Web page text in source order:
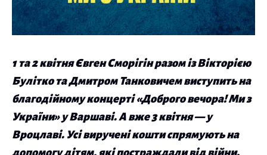
1 та 2 квітня Євген Сморігін разом із Вікторією
Булітко та Дмитром Танковичем виступить на
благодійному концерті «Доброго вечора! Ми з
України» у Варшаві. А вже 3 квітня — у
Вроцлаві. Усі виручені кошти спрямують на
допомогу дітям, які постраждали від війни.